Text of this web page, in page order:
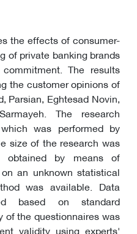
the effects of consumer-
of private banking brands
The results
the customer opinions of
Parsian, Eghtesad Novin,
The research
was performed by
size of the research was
obtained by means of
an unknown statistical
was available. Data
based on standard
of the questionnaires was
validity using experts'